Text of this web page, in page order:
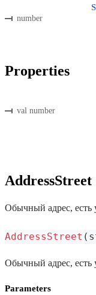
number
Properties
val number
AddressStreet
Обычный адрес, есть
AddressStreet (
Обычный адрес, есть
Parameters